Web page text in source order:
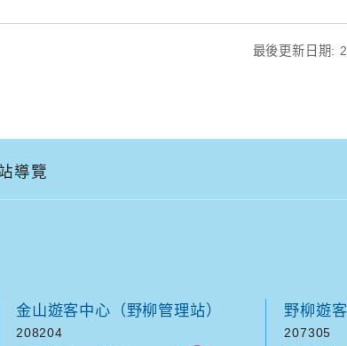
最後更新日期:
導覽
金山遊客中心（野柳管理站）
208204
野柳遊
207305